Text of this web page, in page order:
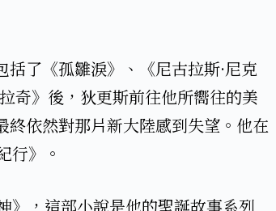
了《孤雛淚》、《尼古拉斯·尼克
奇》後，狄更斯前往他所嚮往的美
依然對那片新大陸感到失望。他在
行》。​
》，這部小說是他的聖誕故事系列